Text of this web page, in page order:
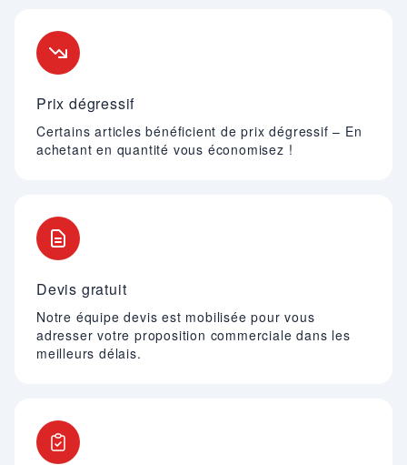
Prix dégressif
Certains articles bénéficient de prix dégressif – En
achetant en quantité vous économisez !
Devis gratuit
Notre équipe devis est mobilisée pour vous
adresser votre proposition commerciale dans les
meilleurs délais.